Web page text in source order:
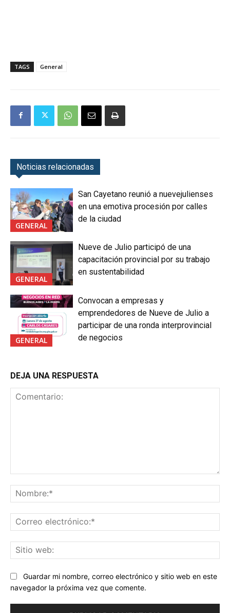
TAGS General
Noticias relacionadas
GENERAL
San Cayetano reunió a nuevejulienses
en una emotiva procesión por calles
de la ciudad
GENERAL
Nueve de Julio participó de una
capacitación provincial por su trabajo
en sustentabilidad
GENERAL
Convocan a empresas y
emprendedores de Nueve de Julio a
participar de una ronda interprovincial
de negocios
DEJA UNA RESPUESTA
Guardar mi nombre, correo electrónico y sitio web en este
navegador la próxima vez que comente.